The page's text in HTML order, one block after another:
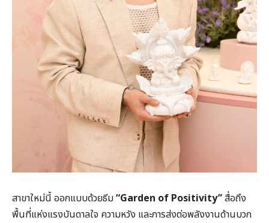
สาขาใหม่นี้ ออกแบบด้วยธีม“Garden of Positivity”สื่อถึง
พื้นที่แห่งแรงบันดาลใจ ความหวัง และการส่งต่อพลังงานด้านบวก